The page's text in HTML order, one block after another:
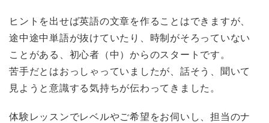
ヒントを出せば英語の文章を作ることはできますが、
途中途中単語が抜けていたり、時制がそろっていない
ことがある、初心者（中）からのスタートです。
苦手だとはおっしゃっていましたが、話そう、聞いて
見ようと意識する気持ちが伝わってきました。
体験レッスンでレベルやご希望をお伺いし、担当のナ